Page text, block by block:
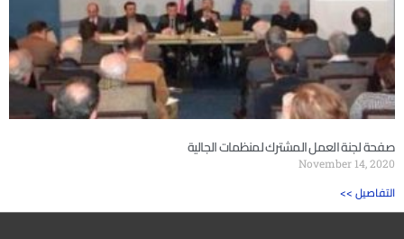
صفحة لجنة العمل المشترك لمنظمات الجالية
November 14, 2020
<< التفاصيل